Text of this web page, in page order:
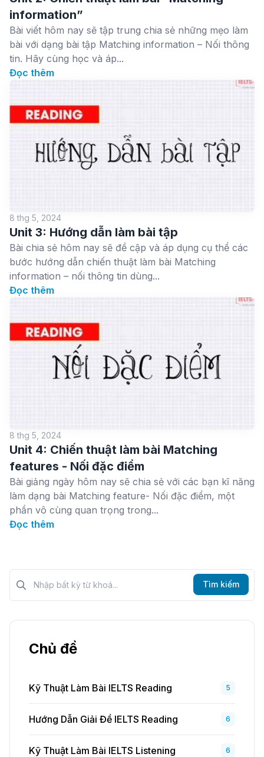
information”
Bài viết hôm nay sẽ tập trung chia sẻ những mẹo làm
bài với dạng bài tập Matching information – Nối thông
tin. Hãy cùng học và áp...
Đọc thêm
8 thg 5, 2024
Unit 3: Hướng dẫn làm bài tập
Bài chia sẻ hôm nay sẽ đề cập và áp dụng cụ thể các
bước hướng dẫn chiến thuật làm bài Matching
information – nối thông tin dùng...
Đọc thêm
8 thg 5, 2024
Unit 4: Chiến thuật làm bài Matching
features - Nối đặc điểm
Bài giảng ngày hôm nay sẽ chia sẻ với các bạn kĩ năng
làm dạng bài Matching feature- Nối đặc điểm, một
phần vô cùng quan trọng trong...
Đọc thêm
Tìm kiếm?>
Tìm kiếm
Chủ đề
Kỹ Thuật Làm Bài IELTS Reading 5
Hướng Dẫn Giải Đề IELTS Reading 6
Kỹ Thuật Làm Bài IELTS Listening 6